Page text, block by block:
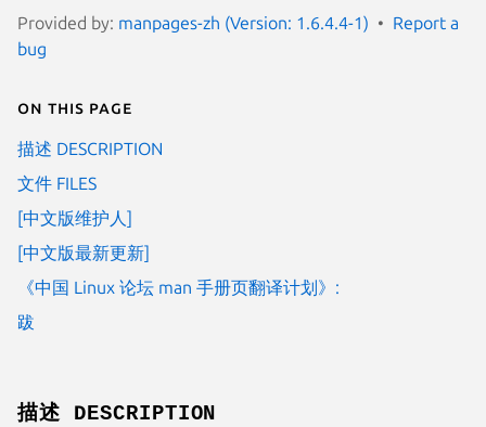
Provided by: manpages-zh (Version: 1.6.4.4-1)
Report a
bug
On this page
描述 DESCRIPTION
文件 FILES
[中文版维护人]
[中文版最新更新]
《中国 Linux 论坛 man 手册页翻译计划》:
跋
描述 DESCRIPTION